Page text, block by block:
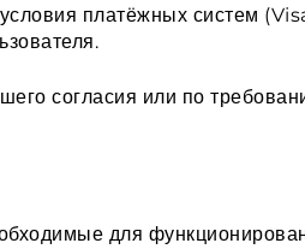
платёжных систем
согласия или по
для